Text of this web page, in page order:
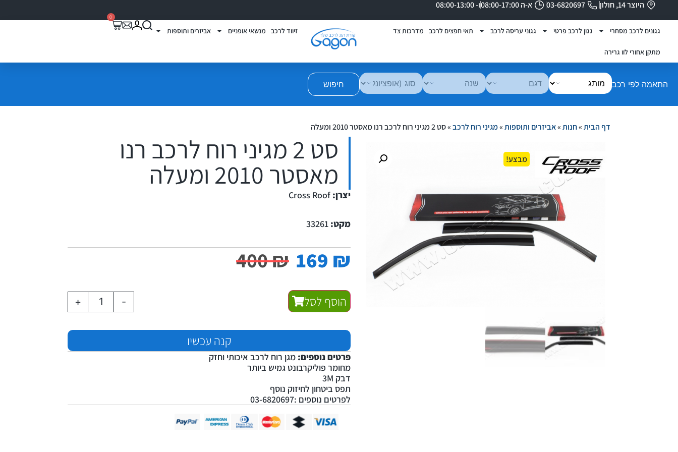
היוצר 14, חולון 03-6820697 א-ה 08:00-17:00 ו- 08:00-13:00
גגונים לרכב מסחרי גגון לרכב פרטי גגוני עריסה לרכב תאי חפצים לרכב מדרכות צד
מתקן אחורי לוו גרירה
זיווד לרכב מנשאי אופניים אביזרים ותוספות
0
התאמה לפי רכב חיפוש
דף הבית»חנות»אביזרים ותוספות»מגיני רוח לרכב»סט 2 מגיני רוח לרכב רנו מאסטר 2010 ומעלה
מבצע! סט 2 מגיני רוח לרכב רנו
מאסטר 2010 ומעלה
יצרן: Cross Roof
מקט: 33261
400₪ 169 ₪
-
+ הוסף לסל
קנה עכשיו
פרטים נוספים: מגן רוח לרכב איכותי וחזק
מחומר פוליקרבונט גמיש ביותר
דבק 3M
תפס ביטחון לחיזוק נוסף
לפרטים נוספים :03-6820697